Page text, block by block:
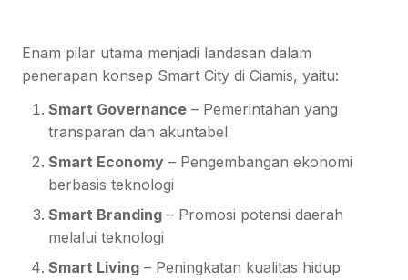
Enam pilar utama menjadi landasan dalam
penerapan konsep Smart City di Ciamis, yaitu:
Smart Governance– Pemerintahan yang
transparan dan akuntabel
Smart Economy– Pengembangan ekonomi
berbasis teknologi
Smart Branding– Promosi potensi daerah
melalui teknologi
Smart Living– Peningkatan kualitas hidup